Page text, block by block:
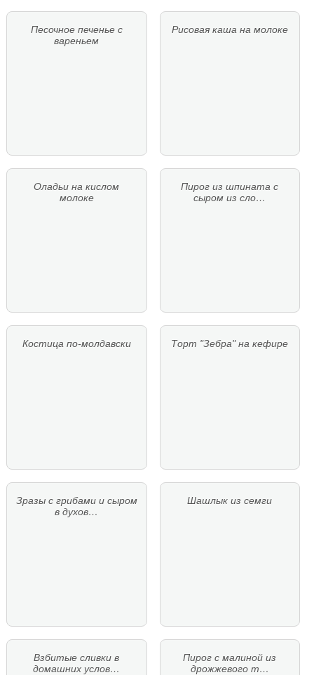
Песочное печенье с
вареньем
Рисовая каша на молоке
Оладьи на кислом
молоке
Пирог из шпината с
сыром из сло…
Костица по-молдавски Торт "Зебра" на кефире
Зразы с грибами и сыром
в духов…
Шашлык из семги
Взбитые сливки в
домашних услов…
Пирог с малиной из
дрожжевого т…